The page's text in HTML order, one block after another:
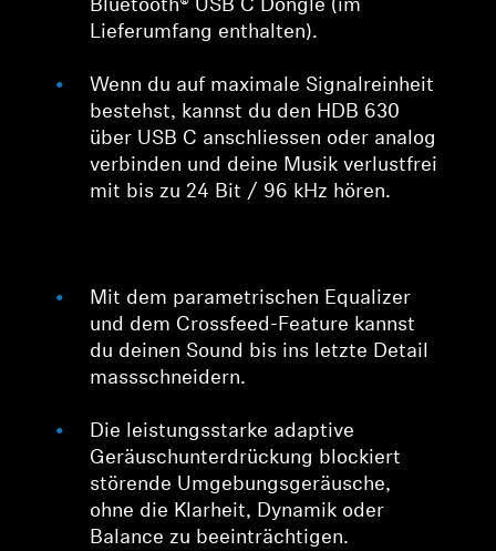
Bluetooth® USB C Dongle (im
Lieferumfang enthalten).
Wenn du auf maximale Signalreinheit
bestehst, kannst du den HDB 630
über USB C anschliessen oder analog
verbinden und deine Musik verlustfrei
mit bis zu 24 Bit / 96 kHz hören.
Mit dem parametrischen Equalizer
und dem Crossfeed-Feature kannst
du deinen Sound bis ins letzte Detail
massschneidern.
Die leistungsstarke adaptive
Geräuschunterdrückung blockiert
störende Umgebungsgeräusche,
ohne die Klarheit, Dynamik oder
Balance zu beeinträchtigen.